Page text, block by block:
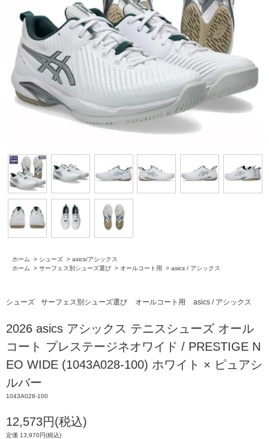
ホーム > シューズ > asics/アシックス
ホーム
> サーフェス別シューズ選び > オールコート用 > asics / アシックス
シューズ サーフェス別シューズ選び オールコート用 asics / アシックス
2026 asics アシックス テニスシューズ オール
コート プレステージネオワイド / PRESTIGE N
EO WIDE (1043A028-100) ホワイト × ピュアシ
ルバー
1043A028-100
12,573円(税込)
定価 13,970円(税込)